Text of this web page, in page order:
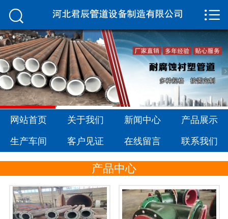
 网站首页
关于我们
新闻中心
生产车间
客户见证
联系我们


网站首页 关于我们 新闻中心 产品展示
生产车间 客户见证 在线留言 联系我们
产品中心